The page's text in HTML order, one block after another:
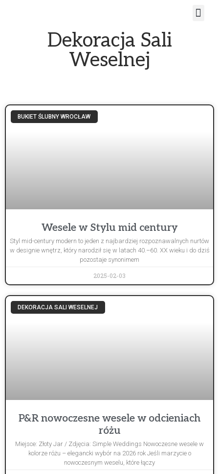
Dekoracja Sali
Weselnej
BUKIET ŚLUBNY WROCŁAW
Wesele w Stylu mid century
Styl mid-century modern to jeden z najbardziej rozpoznawalnych nurtów
w designie wnętrz, który narodził się w latach 40.–60. XX wieku i do dziś
pozostaje synonimem
2025-02-03
DEKORACJA SALI WESELNEJ
P&R nowoczesne wesele w odcieniach
różu
Miejsce: Złoty Jar / Zdjęcia: Simple Weddings Nowoczesne wesele w
kolorze różu – elegancki wybór na 2026 rok Jeśli marzycie o
nowoczesnym weselu, które łączy